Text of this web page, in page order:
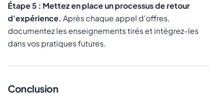
Étape 5 : Mettez en place un processus de retour
d'expérience. Après chaque appel d'offres,
documentez les enseignements tirés et intégrez-les
dans vos pratiques futures.
Conclusion